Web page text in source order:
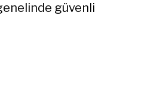
güvenli